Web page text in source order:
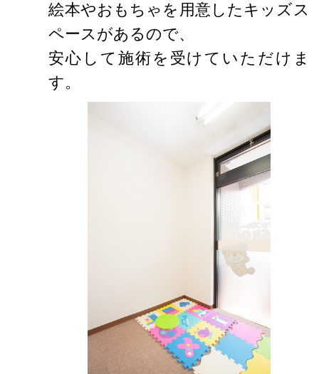
絵本やおもちゃを用意したキッズス
ペースがあるので、
安心して施術を受けていただけま
す。